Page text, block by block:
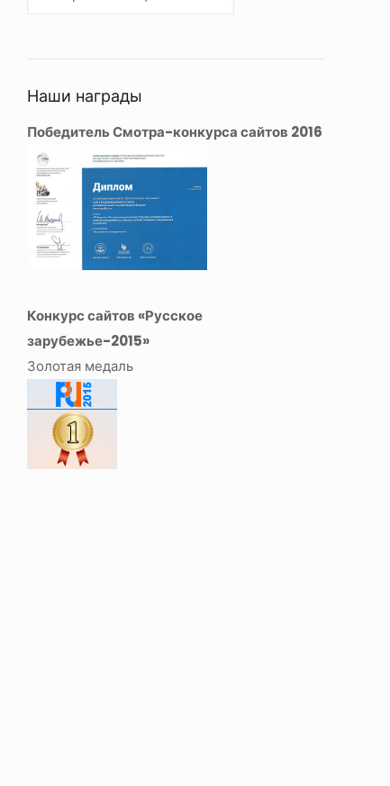
Наши награды
Победитель Смотра-конкурса сайтов 2016
Конкурс сайтов «Русское
зарубежье-2015»
Золотая медаль